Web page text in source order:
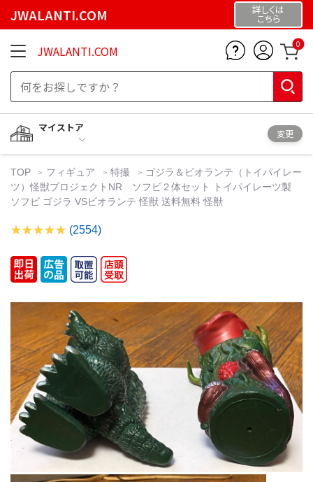
JWALANTI.COM 詳しくは
こちら
JWALANTI.COM 0
マイストア
変更
TOP フィギュア 特撮
ゴジラ＆ビオランテ（トイパイレー
ツ）怪獣プロジェクトNR ソフビ２体セット トイパイレーツ製
ソフビ ゴジラ VSビオランテ 怪獣 送料無料 怪獣
(2554)